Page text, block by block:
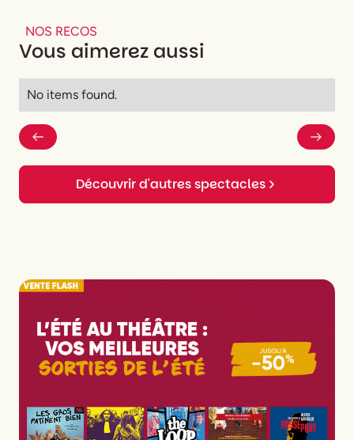
NOS RECOS
Vous aimerez aussi
No items found.
Découvrir d'autres spectacles